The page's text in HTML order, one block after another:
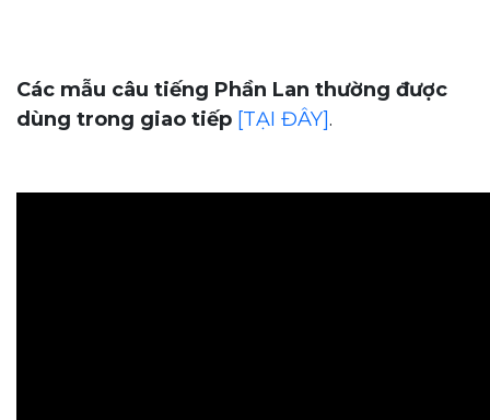
Các mẫu câu tiếng Phần Lan thường được
dùng trong giao tiếp [TẠI ĐÂY].